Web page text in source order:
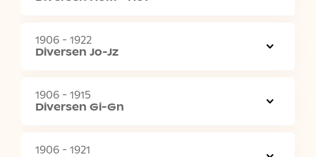
1906 - 1922
Diversen Jo-Jz
1906 - 1915
Diversen Gi-Gn
1906 - 1921